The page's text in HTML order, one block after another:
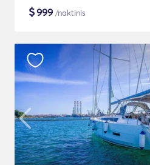
$999 /naktinis